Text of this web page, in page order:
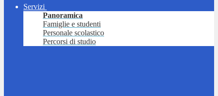
Servizi
Panoramica
Famiglie e studenti
Personale scolastico
Percorsi di studio